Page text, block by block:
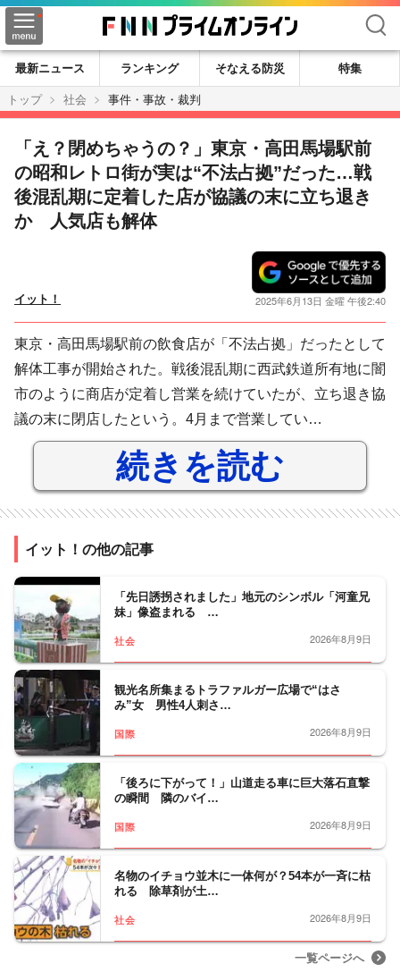
検索
最新ニュース ランキング そなえる防災
特集
トップ
社会 事件・事故・裁判
「え？閉めちゃうの？」東京・高田馬場駅前
の昭和レトロ街が実は“不法占拠”だった…戦
後混乱期に定着した店が協議の末に立ち退き
か 人気店も解体
イット！ 2025年6月13日 金曜 午後2:40
東京・高田馬場駅前の飲食店が「不法占拠」だったとして
解体工事が開始された。戦後混乱期に西武鉄道所有地に闇
市のように商店が定着し営業を続けていたが、立ち退き協
議の末に閉店したという。4月まで営業してい…
続きを読む
イット！の他の記事
「先日誘拐されました」地元のシンボル「河童兄
妹」像盗まれる …
社会 2026年8月9日
観光名所集まるトラファルガー広場で“はさ
み”女 男性4人刺さ…
国際 2026年8月9日
「後ろに下がって！」山道走る車に巨大落石直撃
の瞬間 隣のバイ…
国際 2026年8月9日
名物のイチョウ並木に一体何が？54本が一斉に枯
れる 除草剤が土…
社会 2026年8月9日
一覧ページへ